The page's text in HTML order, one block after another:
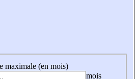
maximale (en mois)
mois